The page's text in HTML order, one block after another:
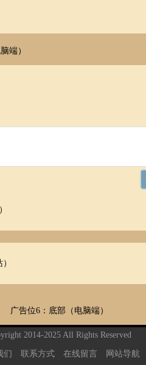
端）
广告位6：底部（电脑端）
2014-2025 All Rights Reserved
们 联系方式 在线留言 网站导航